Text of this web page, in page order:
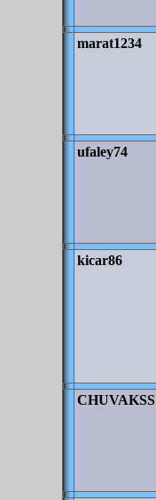
marat1234
ufaley74
kicar86
CHUVAKSS